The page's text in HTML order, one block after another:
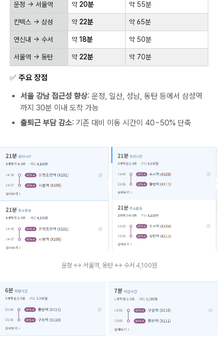
운정 → 서울역 약 20분 약 55분
킨텍스 → 삼성 약 22분 약 65분
연신내 → 수서 약 18분 약 50분
서울역 → 동탄 약 22분 약 70분
✅ 주요 장점
서울 강남 접근성 향상: 운정, 일산, 성남, 동탄 등에서 삼성역
까지 30분 이내 도착 가능
출퇴근 부담 감소: 기존 대비 이동 시간이 40~50% 단축
운정 ↔ 서울역, 동탄 ↔ 수서 4,100원